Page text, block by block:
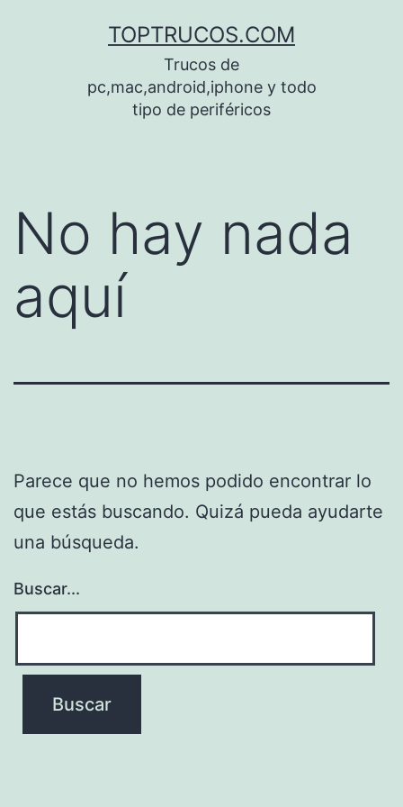
TOPTRUCOS.COM
Trucos de
pc,mac,android,iphone y todo
tipo de periféricos
No hay nada
aquí
Parece que no hemos podido encontrar lo
que estás buscando. Quizá pueda ayudarte
una búsqueda.
Buscar...